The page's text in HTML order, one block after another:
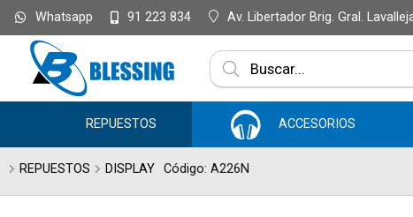
Enviar a email
Whatsapp 91 223 834 Av. Libertador Brig. Gral.
REPUESTOS ACCESORIOS
REPUESTOS DISPLAY Código: A226N